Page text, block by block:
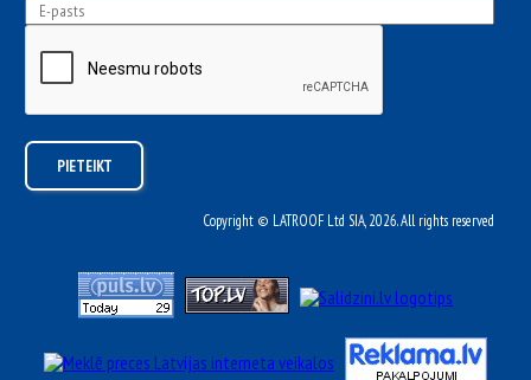
Copyright © LATROOF Ltd SIA, 2026. All rights reserved